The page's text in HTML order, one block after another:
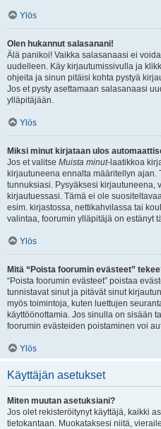
Ylös
Olen hukannut salasanani!
Älä panikoi! Vaikka salasanaasi ei
uudelleen. Käy kirjautumissivulla ja
ohjeita ja sinun pitäisi kohta pystyä
Jos et pysty asettamaan salasanaasi
ylläpitäjään.
Ylös
Miksi minut kirjataan ulos
Jos et valitse Muista minut-laatikkoa
kirjautuneena ennalta määritellyn ajan.
tunnuksiasi. Pysyäksesi kirjautuneena,
kirjautuessasi. Tämä ei ole
esim. kirjastossa, nettikahvilassa tai
valintaa, foorumin ylläpitäjä on estänyt
Ylös
Mitä “Poista foorumin evästeet”
“Poista foorumin evästeet” poistaa
tunnistavat sinut ja pitävät sinut
myös toimintoja, kuten luettujen
käyttöönottamia. Jos sinulla on sisään
foorumin evästeiden poistaminen voi
Ylös
Käyttäjän asetukset
Miten muutan asetuksiani?
Jos olet rekisteröitynyt käyttäjä, kaikki
tietokantaan. Muokataksesi niitä,